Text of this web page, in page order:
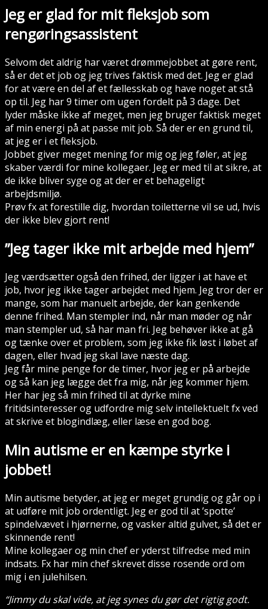
Jeg er glad for mit fleksjob som
rengøringsassistent
Selvom det aldrig har været drømmejobbet at gøre rent,
så er det et job og jeg trives faktisk med det. Jeg er glad
for at være en del af et fællesskab og have noget at stå
op til. Jeg har 9 timer om ugen fordelt på 3 dage. Det
lyder måske ikke af meget, men jeg bruger faktisk meget
af min energi på at passe mit job. Så der er en grund til,
at jeg er i et fleksjob.
Jobbet giver meget mening for mig og jeg føler, at jeg
skaber værdi for mine kollegaer. Jeg er med til at sikre, at
de ikke bliver syge og at der er et behageligt
arbejdsmiljø.
Prøv fx at forestille dig, hvordan toiletterne vil se ud, hvis
der ikke blev gjort rent!
”Jeg tager ikke mit arbejde med hjem”
Jeg værdsætter også den frihed, der ligger i at have et
job, hvor jeg ikke tager arbejdet med hjem. Jeg tror der er
mange, som har manuelt arbejde, der kan genkende
denne frihed. Man stempler ind, når man møder og når
man stempler ud, så har man fri. Jeg behøver ikke at gå
og tænke over et problem, som jeg ikke fik løst i løbet af
dagen, eller hvad jeg skal lave næste dag.
Jeg får mine penge for de timer, hvor jeg er på arbejde
og så kan jeg lægge det fra mig, når jeg kommer hjem.
Her har jeg så min frihed til at dyrke mine
fritidsinteresser og udfordre mig selv intellektuelt fx ved
at skrive et blogindlæg, eller læse en god bog.
Min autisme er en kæmpe styrke i
jobbet!
Min autisme betyder, at jeg er meget grundig og går op i
at udføre mit job ordentligt. Jeg er god til at ’spotte’
spindelvævet i hjørnerne, og vasker altid gulvet, så det er
skinnende rent!
Mine kollegaer og min chef er yderst tilfredse med min
indsats. Fx har min chef skrevet disse rosende ord om
mig i en julehilsen.
“Jimmy du skal vide, at jeg synes du gør det rigtig godt.